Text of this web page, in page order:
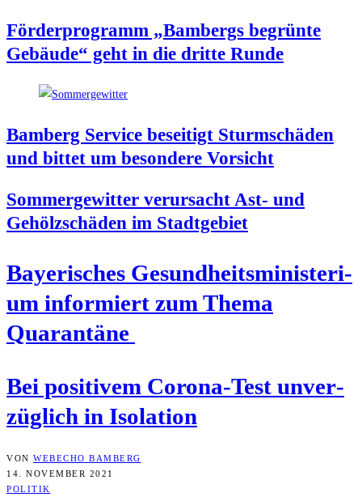
För­der­pro­gramm „Bam­bergs begrün­te
Gebäu­de“ geht in die drit­te Runde
Bam­berg Ser­vice besei­tigt Sturm­schä­den
und bit­tet um beson­de­re Vorsicht
Som­mer­ge­wit­ter ver­ur­sacht Ast- und
Gehölz­schä­den im Stadtgebiet
Baye­ri­sches Gesund­heits­mi­nis­te­ri­
um infor­miert zum The­ma
Quarantäne
Bei posi­ti­vem Coro­na-Test unver­
züg­lich in Isolation
VON WEBECHO BAMBERG
14. NOVEMBER 2021
POLITIK